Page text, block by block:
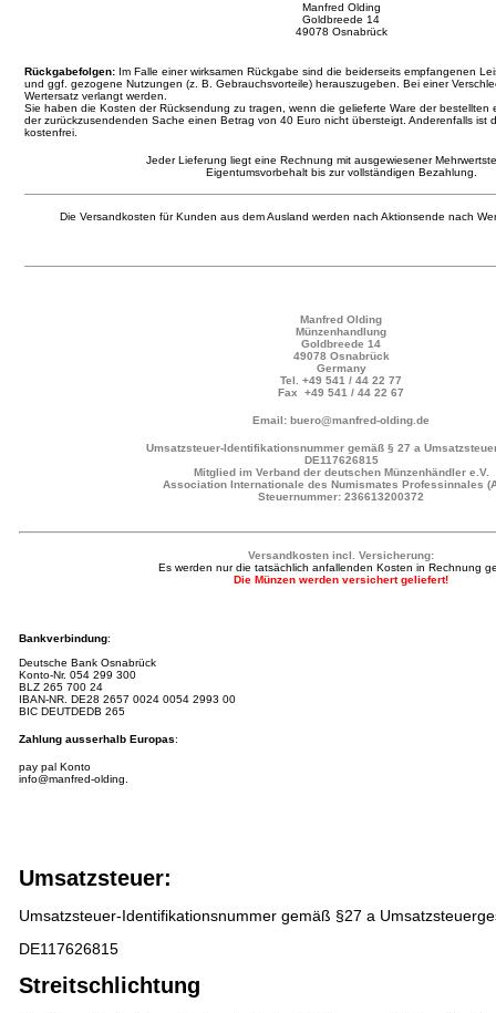
Manfred Olding
Goldbreede 14
49078 Osnabrück
Rückgabefolgen: Im Falle einer wirksamen Rückgabe sind die beiderseits empfangenen
und ggf. gezogene Nutzungen (z. B. Gebrauchsvorteile) herauszugeben. Bei einer
Wertersatz verlangt werden.
Sie haben die Kosten der Rücksendung zu tragen, wenn die gelieferte Ware der bestellten
der zurückzusendenden Sache einen Betrag von 40 Euro nicht übersteigt. Anderenfalls ist
kostenfrei.
Jeder Lieferung liegt eine Rechnung mit ausgewiesener
Eigentumsvorbehalt bis zur vollständigen Bezahlung.
Die Versandkosten für Kunden aus dem Ausland werden nach Aktionsende nach
Manfred Olding
Münzenhandlung
Goldbreede 14
49078 Osnabrück
Germany
Tel. +49 541 / 44 22 77
Fax +49 541 / 44 22 67
Email: buero@manfred-olding.de
Umsatzsteuer-Identifikationsnummer gemäß § 27 a
DE117626815
Mitglied im Verband der deutschen Münzenhändler e.V.
Association Internationale des Numismates Professinnales
Steuernummer: 236613200372
Versandkosten incl. Versicherung:
Es werden nur die tatsächlich anfallenden Kosten in Rechnung
Die Münzen werden versichert geliefert!
Bankverbindung:
Deutsche Bank Osnabrück
Konto-Nr. 054 299 300
BLZ 265 700 24
IBAN-NR. DE28 2657 0024 0054 2993 00
BIC DEUTDEDB 265
Zahlung ausserhalb Europas:
pay pal Konto
info@manfred-olding.
Umsatzsteuer:
Umsatzsteuer-Identifikationsnummer gemäß §27 a
DE117626815
Streitschlichtung